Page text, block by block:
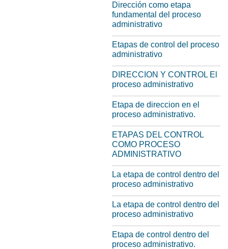
Dirección como etapa
fundamental del proceso
administrativo
Etapas de control del proceso
administrativo
DIRECCION Y CONTROL El
proceso administrativo
Etapa de direccion en el
proceso administrativo.
ETAPAS DEL CONTROL
COMO PROCESO
ADMINISTRATIVO
La etapa de control dentro del
proceso administrativo
La etapa de control dentro del
proceso administrativo
Etapa de control dentro del
proceso administrativo.